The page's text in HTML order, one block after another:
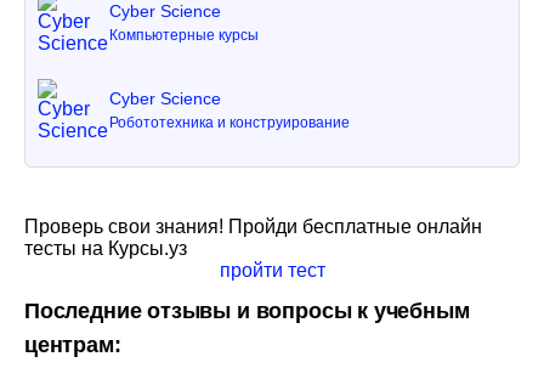
Cyber Science
Компьютерные курсы
Cyber Science
Робототехника и конструирование
Проверь свои знания! Пройди бесплатные онлайн
тесты на Курсы.уз
пройти тест
Последние отзывы и вопросы к учебным
центрам: